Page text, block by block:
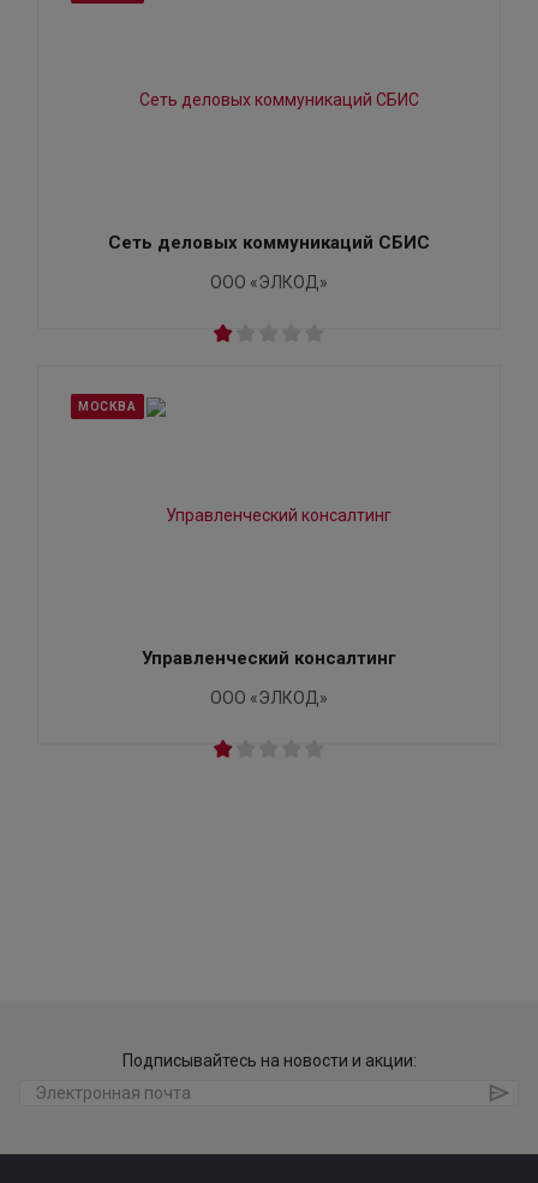
Сеть деловых коммуникаций СБИС
ООО «ЭЛКОД»
МОСКВА
Управленческий консалтинг
ООО «ЭЛКОД»
Подписывайтесь на новости и акции: